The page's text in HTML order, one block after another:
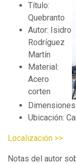
Título:
Quebranto
Autor: Isidro
Rodríguez
Martín
Material:
Acero
corten
Ubicación:
Localización >>
Notas del autor